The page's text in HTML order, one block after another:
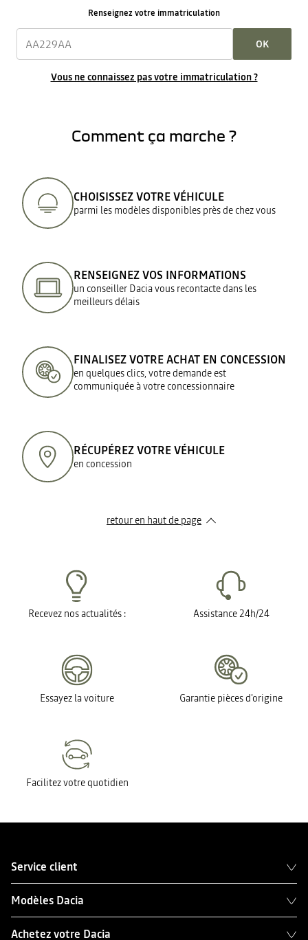
Renseignez votre immatriculation
OK
Vous ne connaissez pas votre immatriculation ?
Comment ça marche ?
CHOISISSEZ VOTRE VÉHICULE
parmi les modèles disponibles près de chez vous
RENSEIGNEZ VOS INFORMATIONS
un conseiller Dacia vous recontacte dans les
meilleurs délais
FINALISEZ VOTRE ACHAT EN CONCESSION
en quelques clics, votre demande est
communiquée à votre concessionnaire
RÉCUPÉREZ VOTRE VÉHICULE
en concession
retour en haut de page​
Recevez nos actualités : Assistance 24h/24
Essayez la voiture Garantie pièces d'origine
Facilitez votre quotidien
Service client
Modèles Dacia
Achetez votre Dacia